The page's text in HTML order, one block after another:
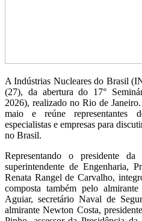
A Indústrias Nucleares do Brasil
(27), da abertura do 17°
2026), realizado no Rio de
maio e reúne representantes
especialistas e empresas para
no Brasil.
Representando o presidente
superintendente de Engenharia,
Renata Rangel de Carvalho,
composta também pelo
Aguiar, secretário Naval de
almirante Newton Costa,